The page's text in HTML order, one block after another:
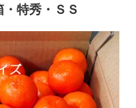
特秀・ＳＳ